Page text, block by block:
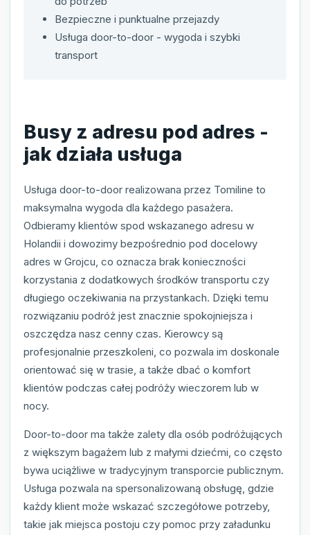
Bezpieczne i punktualne przejazdy
Usługa door-to-door - wygoda i szybki
transport
Busy z adresu pod adres -
jak działa usługa
Usługa door-to-door realizowana przez Tomiline to
maksymalna wygoda dla każdego pasażera.
Odbieramy klientów spod wskazanego adresu w
Holandii i dowozimy bezpośrednio pod docelowy
adres w Grojcu, co oznacza brak konieczności
korzystania z dodatkowych środków transportu czy
długiego oczekiwania na przystankach. Dzięki temu
rozwiązaniu podróż jest znacznie spokojniejsza i
oszczędza nasz cenny czas. Kierowcy są
profesjonalnie przeszkoleni, co pozwala im doskonale
orientować się w trasie, a także dbać o komfort
klientów podczas całej podróży wieczorem lub w
nocy.
Door-to-door ma także zalety dla osób podróżujących
z większym bagażem lub z małymi dziećmi, co często
bywa uciążliwe w tradycyjnym transporcie publicznym.
Usługa pozwala na spersonalizowaną obsługę, gdzie
każdy klient może wskazać szczegółowe potrzeby,
takie jak miejsca postoju czy pomoc przy załadunku